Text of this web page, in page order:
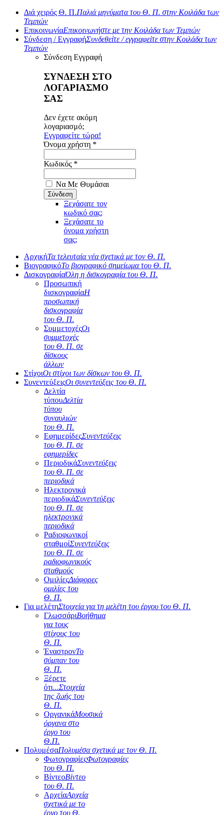
Διά χειρός Θ. Π.Παλιά μηνύματα του Θ. Π. στην Κοιλάδα των
Τεμπών
ΕπικοινωνίαΕπικοινωνήστε με την Κοιλάδα των Τεμπών
Σύνδεση / ΕγγραφήΣυνδεθείτε / εγγραφείτε στην Κοιλάδα των
Τεμπών
Σύνδεση Εγγραφή
ΣΥΝΔΕΣΗ ΣΤΟ
ΛΟΓΑΡΙΑΣΜΟ
ΣΑΣ
Δεν έχετε ακόμη
λογαριασμό;
Εγγραφείτε τώρα!
Όνομα χρήστη *
Κωδικός *
Να Με Θυμάσαι
Ξεχάσατε τον
κωδικό σας;
Ξεχάσατε το
όνομα χρήστη
σας;
ΑρχικήΤα τελευταία νέα σχετικά με τον Θ. Π.
ΒιογραφικόΤο βιογραφικό σημείωμα του Θ. Π.
ΔισκογραφίαΌλη η δισκογραφία του Θ. Π.
Προσωπική
δισκογραφίαΗ
προσωπική
δισκογραφία
του Θ. Π.
ΣυμμετοχέςΟι
συμμετοχές
του Θ. Π. σε
δίσκους
άλλων
ΣτίχοιΟι στίχοι των δίσκων του Θ. Π.
ΣυνεντεύξειςΟι συνεντεύξεις του Θ. Π.
Δελτία
τύπουΔελτία
τύπου
συναυλιών
του Θ. Π.
ΕφημερίδεςΣυνεντεύξεις
του Θ. Π. σε
εφημερίδες
ΠεριοδικάΣυνεντεύξεις
του Θ. Π. σε
περιοδικά
Ηλεκτρονικά
περιοδικάΣυνεντεύξεις
του Θ. Π. σε
ηλεκτρονικά
περιοδικά
Ραδιοφωνικοί
σταθμοίΣυνεντεύξεις
του Θ. Π. σε
ραδιοφωνικούς
σταθμούς
ΟμιλίεςΔιάφορες
ομιλίες του
Θ. Π.
Για μελέτηΣτοιχεία για τη μελέτη του έργου του Θ. Π.
ΓλωσσάριΒοήθημα
για τους
στίχους του
Θ. Π.
ΈναστρονΤο
σύμπαν του
Θ. Π.
Ξέρετε
ότι...Στοιχεία
της ζωής του
Θ. Π.
ΟργανικάΜουσικά
όργανα στο
έργο του
Θ.Π.
ΠολυμέσαΠολυμέσα σχετικά με τον Θ. Π.
ΦωτογραφίεςΦωτογραφίες
του Θ. Π.
ΒίντεοΒίντεο
του Θ. Π.
ΑρχείαΑρχεία
σχετικά με το
έργο του Θ.